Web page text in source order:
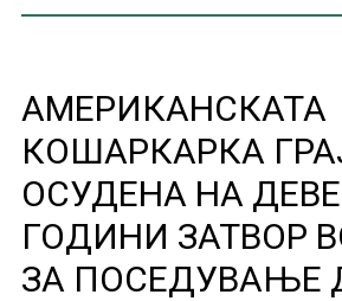
АМЕРИКАНСКАТА
КОШАРКАРКА
ОСУДЕНА НА
ГОДИНИ ЗАТВОР
ЗА ПОСЕДУВАЊЕ